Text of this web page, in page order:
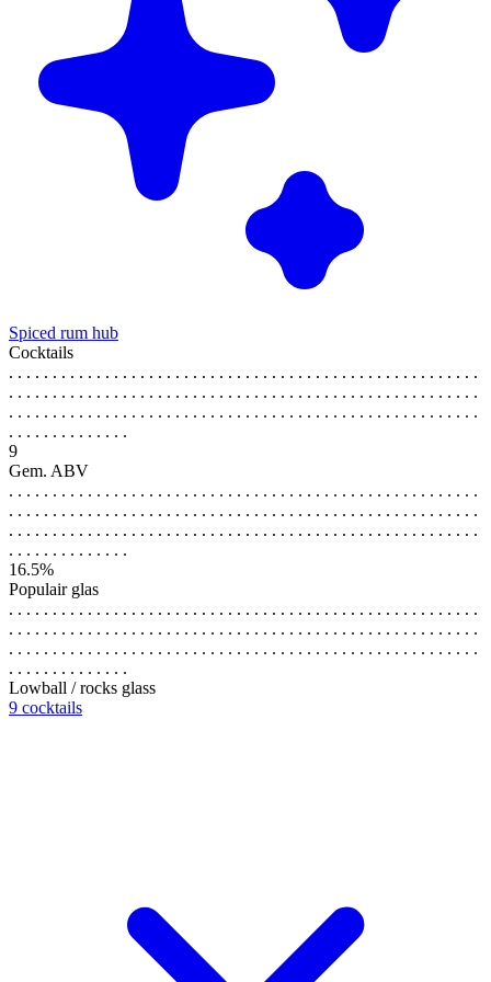
Spiced rum hub
Cocktails
. . . . . . . . . . . . . . . . . . . . . . . . . . . . . . . . . . . . . . . . . . . . . . . . . . . . . .
. . . . . . . . . . . . . . . . . . . . . . . . . . . . . . . . . . . . . . . . . . . . . . . . . . . . . .
. . . . . . . . . . . . . . . . . . . . . . . . . . . . . . . . . . . . . . . . . . . . . . . . . . . . . .
. . . . . . . . . . . . . .
9
Gem. ABV
. . . . . . . . . . . . . . . . . . . . . . . . . . . . . . . . . . . . . . . . . . . . . . . . . . . . . .
. . . . . . . . . . . . . . . . . . . . . . . . . . . . . . . . . . . . . . . . . . . . . . . . . . . . . .
. . . . . . . . . . . . . . . . . . . . . . . . . . . . . . . . . . . . . . . . . . . . . . . . . . . . . .
. . . . . . . . . . . . . .
16.5%
Populair glas
. . . . . . . . . . . . . . . . . . . . . . . . . . . . . . . . . . . . . . . . . . . . . . . . . . . . . .
. . . . . . . . . . . . . . . . . . . . . . . . . . . . . . . . . . . . . . . . . . . . . . . . . . . . . .
. . . . . . . . . . . . . . . . . . . . . . . . . . . . . . . . . . . . . . . . . . . . . . . . . . . . . .
. . . . . . . . . . . . . .
Lowball / rocks glass
9 cocktails